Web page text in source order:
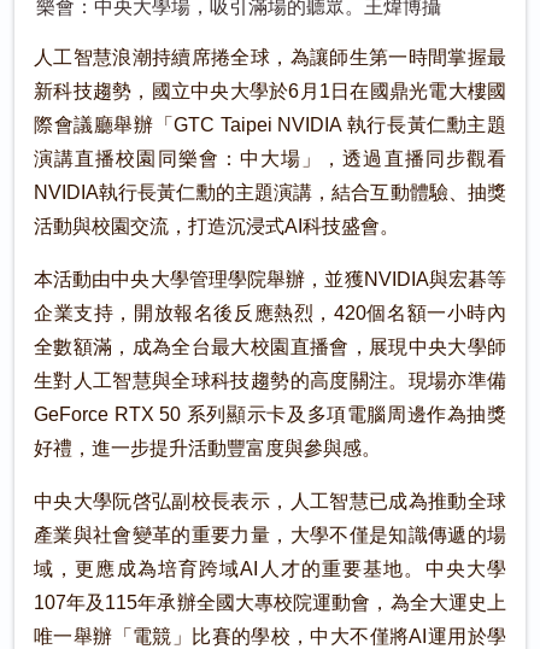
樂會：中央大學場，吸引滿場的聽眾。王煒博攝
人工智慧浪潮持續席捲全球，為讓師生第一時間掌握最
新科技趨勢，國立中央大學於6月1日在國鼎光電大樓國
際會議廳舉辦「GTC Taipei NVIDIA 執行長黃仁勳主題
演講直播校園同樂會：中大場」，透過直播同步觀看
NVIDIA執行長黃仁勳的主題演講，結合互動體驗、抽獎
活動與校園交流，打造沉浸式AI科技盛會。
本活動由中央大學管理學院舉辦，並獲NVIDIA與宏碁等
企業支持，開放報名後反應熱烈，420個名額一小時內
全數額滿，成為全台最大校園直播會，展現中央大學師
生對人工智慧與全球科技趨勢的高度關注。現場亦準備
GeForce RTX 50 系列顯示卡及多項電腦周邊作為抽獎
好禮，進一步提升活動豐富度與參與感。
中央大學阮啓弘副校長表示，人工智慧已成為推動全球
產業與社會變革的重要力量，大學不僅是知識傳遞的場
域，更應成為培育跨域AI人才的重要基地。中央大學
107年及115年承辦全國大專校院運動會，為全大運史上
唯一舉辦「電競」比賽的學校，中大不僅將AI運用於學